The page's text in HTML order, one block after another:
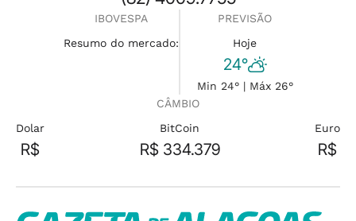
IBOVESPA
Resumo do mercado:
PREVISÃO
Hoje
24°
Min 24° | Máx 26°
CÂMBIO
Dolar
R$
BitCoin
R$ 334.379
Euro
R$